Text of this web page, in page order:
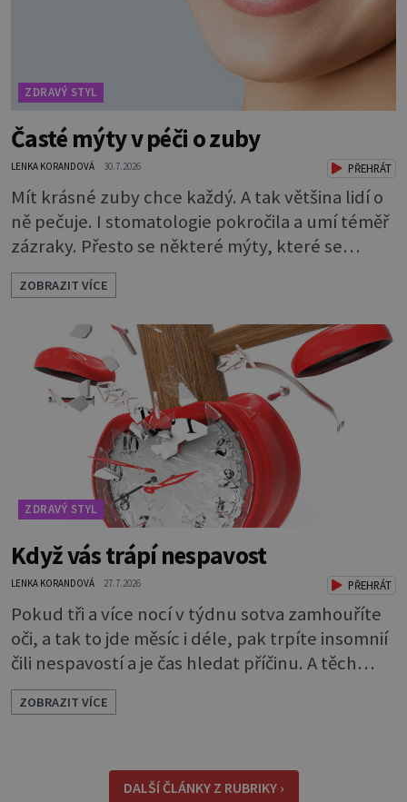
ZDRAVÝ STYL
Časté mýty v péči o zuby
LENKA KORANDOVÁ 30.7.2026 PŘEHRÁT
Mít krásné zuby chce každý. A tak většina lidí o
ně pečuje. I stomatologie pokročila a umí téměř
zázraky. Přesto se některé mýty, které se
tradují, nedaří vyvrátit. Které? Večer místo
čištění snězte jablko Jedna z nejoblíbenějších
pověr už z časů našich babiček, kterou se
rozhodně nevyplatí praktikovat. Jablko
opravdu zuby nevyčistí. Obsahuje sacharidy,
které bakterie v ústech pře
ZOBRAZIT VÍCE
ZDRAVÝ STYL
Když vás trápí nespavost
LENKA KORANDOVÁ 27.7.2026 PŘEHRÁT
Pokud tři a více nocí v týdnu sotva zamhouříte
oči, a tak to jde měsíc i déle, pak trpíte insomnií
čili nespavostí a je čas hledat příčinu. A těch
může být celá řada. Vlastně váš spánek může
rušit skoro cokoli. Nicméně některé důvody
pracujete na směny. Noční práce či jakékoli
ZOBRAZIT VÍCE
DALŠÍ ČLÁNKY Z RUBRIKY ›